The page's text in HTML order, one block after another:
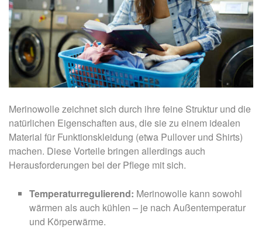
Merinowolle zeichnet sich durch ihre feine Struktur und die
natürlichen Eigenschaften aus, die sie zu einem idealen
Material für Funktionskleidung (etwa Pullover und Shirts)
machen. Diese Vorteile bringen allerdings auch
Herausforderungen bei der Pflege mit sich.
Temperaturregulierend: Merinowolle kann sowohl
wärmen als auch kühlen – je nach Außentemperatur
und Körperwärme.